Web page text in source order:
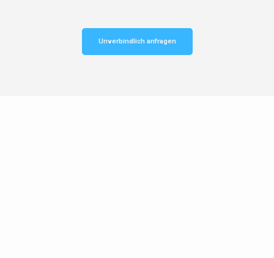
Unverbindlich anfragen